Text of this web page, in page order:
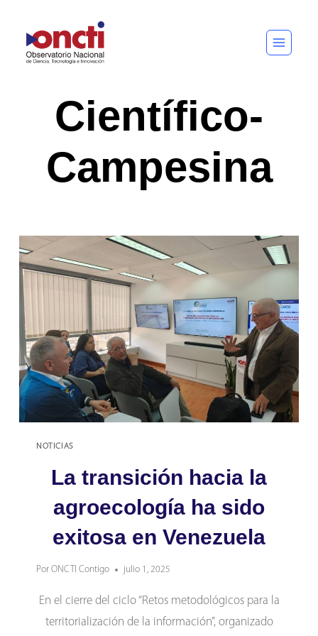
al
contenido
Científico-
Campesina
NOTICIAS
La transición hacia la
agroecología ha sido
exitosa en Venezuela
Por ONCTI Contigo julio 1, 2025
En el cierre del ciclo “Retos metodológicos para la
territorialización de la información”, organizado